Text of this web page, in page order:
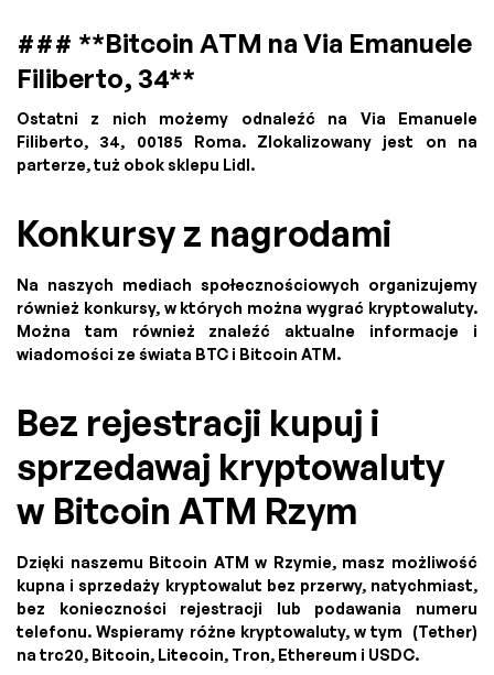
### **Bitcoin ATM na Via Emanuele
Filiberto, 34**
Ostatni z nich możemy odnaleźć na Via Emanuele
Filiberto, 34, 00185 Roma. Zlokalizowany jest on na
parterze, tuż obok sklepu Lidl.
Konkursy z nagrodami
Na naszych mediach społecznościowych organizujemy
również konkursy, w których można wygrać kryptowaluty.
Można tam również znaleźć aktualne informacje i
wiadomości ze świata BTC i Bitcoin ATM.
Bez rejestracji kupuj i
sprzedawaj kryptowaluty
w Bitcoin ATM Rzym
Dzięki naszemu Bitcoin ATM w Rzymie, masz możliwość
kupna i sprzedaży kryptowalut bez przerwy, natychmiast,
bez konieczności rejestracji lub podawania numeru
telefonu. Wspieramy różne kryptowaluty, w tym (Tether)
na trc20, Bitcoin, Litecoin, Tron, Ethereum i USDC.